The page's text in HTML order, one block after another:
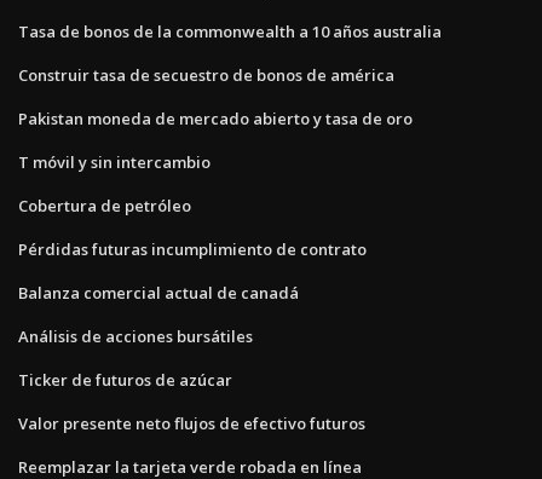
Tasa de bonos de la commonwealth a 10 años australia
Construir tasa de secuestro de bonos de américa
Pakistan moneda de mercado abierto y tasa de oro
T móvil y sin intercambio
Cobertura de petróleo
Pérdidas futuras incumplimiento de contrato
Balanza comercial actual de canadá
Análisis de acciones bursátiles
Ticker de futuros de azúcar
Valor presente neto flujos de efectivo futuros
Reemplazar la tarjeta verde robada en línea